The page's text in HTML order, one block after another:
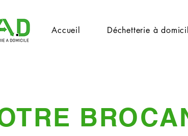
Accueil Déchetterie à